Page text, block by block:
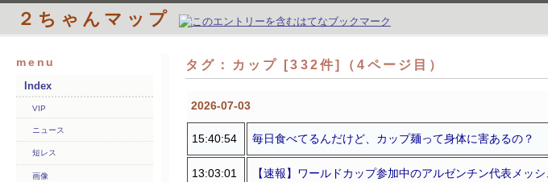
２ちゃんマップ
menu
Index
VIP
ニュース
短レス
画像
タグ：カップ [332件]（4ページ目）
2026-07-03
15:40:54 毎日食べてるんだけど、カップ麺って身体に害あるの？
13:03:01 【速報】ワールドカップ参加中のアルゼンチン代表メッ